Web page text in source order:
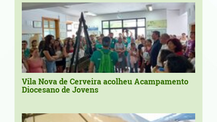
Vila Nova de Cerveira acolheu Acampamento
Diocesano de Jovens